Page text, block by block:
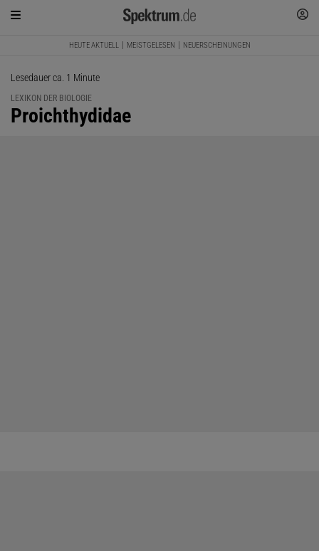
HEUTE AKTUELL MEISTGELESEN NEUERSCHEINUNGEN
Lesedauer ca. 1 Minute
LEXIKON DER BIOLOGIE
:
Proichthydidae